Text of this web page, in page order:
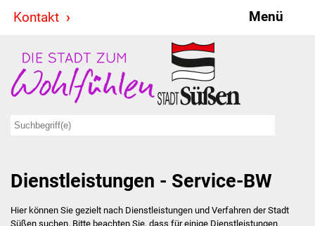
Kontakt Menü
Stadt & Politik
Bürgermeister
Ausschüsse
Ratsinformationssystem
Dienstleistungen - Service-BW
Hier können Sie gezielt nach Dienstleistungen und Verfahren der Stadt
Süßen suchen. Bitte beachten Sie, dass für einige Dienstleistungen